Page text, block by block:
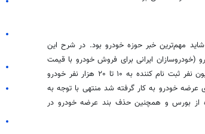
مهم‌ترین خبر حوزه خودرو بود. در شرح این
قرعه کشی خودرو (خودروسازان ایرانی برای فروش خودرو با قیمت
کارخانه، پس از ثبت نام از متقاضیان هر بار از بین میانگین ۵ میلیون نفر ثبت نام کننده به ۱۰ تا ۲۰ هزار نفر خودرو
عرضه خودرو به کار گرفته شد منتهی با توجه به
از بورس و همچنین حذف بند عرضه خودرو در